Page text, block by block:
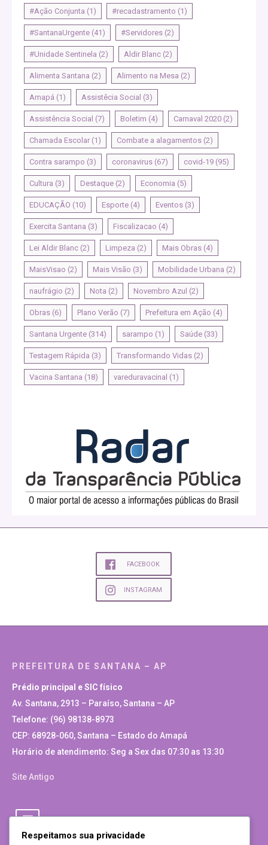
#Ação Conjunta (1) #recadastramento (1)
#SantanaUrgente (41) #Servidores (2)
#Unidade Sentinela (2) Aldir Blanc (2)
Alimenta Santana (2) Alimento na Mesa (2)
Amapá (1) Assistêcia Social (3)
Assistência Social (7) Boletim (4) Carnaval 2020 (2)
Chamada Escolar (1) Combate a alagamentos (2)
Contra sarampo (3) coronavirus (67) covid-19 (95)
Cultura (3) Destaque (2) Economia (5)
EDUCAÇÃO (10) Esporte (4) Eventos (3)
Exercita Santana (3) Fiscalizacao (4)
Lei Aldir Blanc (2) Limpeza (2) Mais Obras (4)
MaisVisao (2) Mais Visão (3) Mobilidade Urbana (2)
naufrágio (2) Nota (2) Novembro Azul (2)
Obras (6) Plano Verão (7) Prefeitura em Ação (4)
Santana Urgente (314) sarampo (1) Saúde (33)
Testagem Rápida (3) Transformando Vidas (2)
Vacina Santana (18) vareduravacinal (1)
FACEBOOK
INSTAGRAM
PREFEITURA DE SANTANA – AP
Prédio principal e SIC físico
Av. Santana, 2913 – Paraíso, Santana – AP
Telefone: (96) 98138-8973
CEP: 68928-060, Santana – Estado do Amapá
Horário de atendimento: Seg a Sex das 07:30 as 13:30
Site Antigo
Respeitamos sua privacidade